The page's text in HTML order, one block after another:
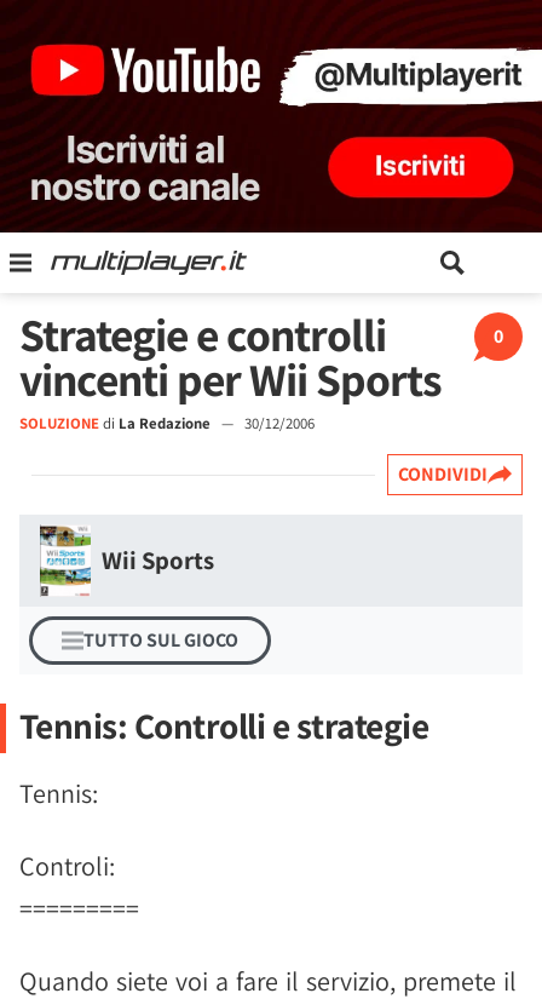
0
Strategie e controlli
vincenti per Wii Sports
SOLUZIONEdi La Redazione — 30/12/2006
CONDIVIDI
Wii Sports
TUTTO SUL GIOCO
Tennis: Controlli e strategie
Tennis:
Controli:
=========
Quando siete voi a fare il servizio, premete il